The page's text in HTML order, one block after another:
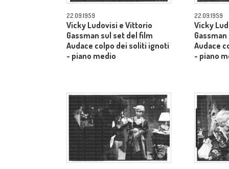
22.09.1959
Vicky Ludovisi e Vittorio
Gassman sul set del film
Audace colpo dei soliti ignoti
- piano medio
22.09.1959
Vicky
Audace
- piano